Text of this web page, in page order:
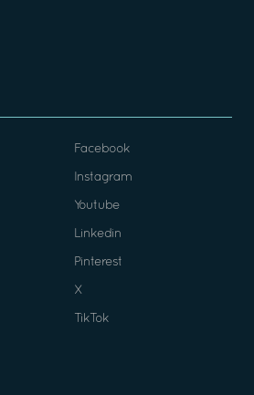
Facebook
Instagram
Youtube
Linkedin
Pinterest
X
TikTok